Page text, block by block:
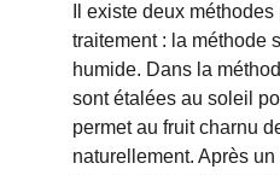
Il existe deux
traitement : la méthode
humide. Dans la
sont étalées au soleil
permet au fruit charnu
naturellement. Après